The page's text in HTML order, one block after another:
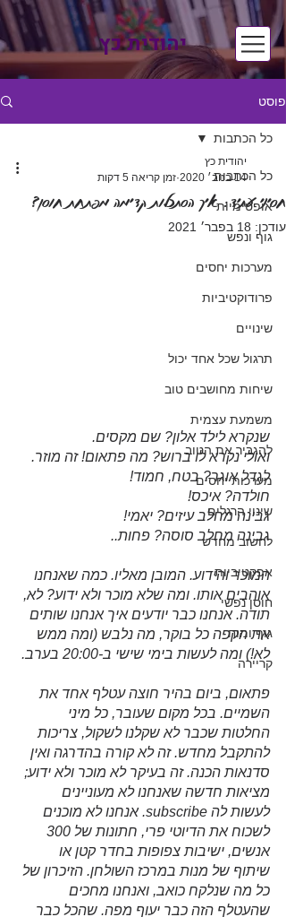
יהודית כץ
פוסט
כל הכתבות
אופטימיות
גוף ונפש
מערכות יחסים
פרודוקטיביות
שינויים
תרגול שכל אחד יכול
שיחות מחושבים טוב
משמעת עצמית
להגביר את הטוב
מערכות יחסים
שינוי הרגלים
לחשוב מחדש
אפקטיביות
חוסן נפשי
גוף ומוח
קריירה
כל הכתבות
חסיני עתיד: איך הסתכלות קדימה מפתחת חוסן?
יהודית כץ
14 בנוב׳ 2020
זמן קריאה 5 דקות
עודכן: 18 בפבר׳ 2021
שנקרא לילד אלון? שם מקסים.
ואולי נקרא לו ברוש? מה פתאום! זה מוזר.
לגדל אוגר? בטח, חמוד!
חולדה? איכס!
גבינה מחלב עיזים? יאמי!
גבינה מחלב סוסה? פחות..
המוכר והידוע. המובן מאליו. כמה שאנחנו
אוהבים אותו. ומה שלא מוכר ולא ידוע? לא,
תודה. אנחנו כבר יודעים איך אנחנו שותים
את הקפה כל בוקר, מה נלבש (ומה ממש
לא!) ומה לעשות בימי שישי ב-20:00 בערב.
פתאום, ביום בהיר חוצה עטלף אחד את
השמיים. בכל מקום שעובר, כל מיני
החלטות שכבר לא שקלנו לשקול, צריכות
להתקבל מחדש. זה לא קורה בהדרגה ואין
סדנאות הכנה. זה בעיקר לא מוכר ולא ידוע;
מציאות חדשה שאנחנו לא מעוניינים
לעשות לה subscribe. אנחנו לא מוכנים
אנשים, ישיבות צפופות בחדר קטן או
שיתוף של מנות במרכז השולחן. הזיכרון של
כל מה שנלקח כואב, ואנחנו מחכים
שהעטלף הזה כבר יעוף מפה. שהכל כבר